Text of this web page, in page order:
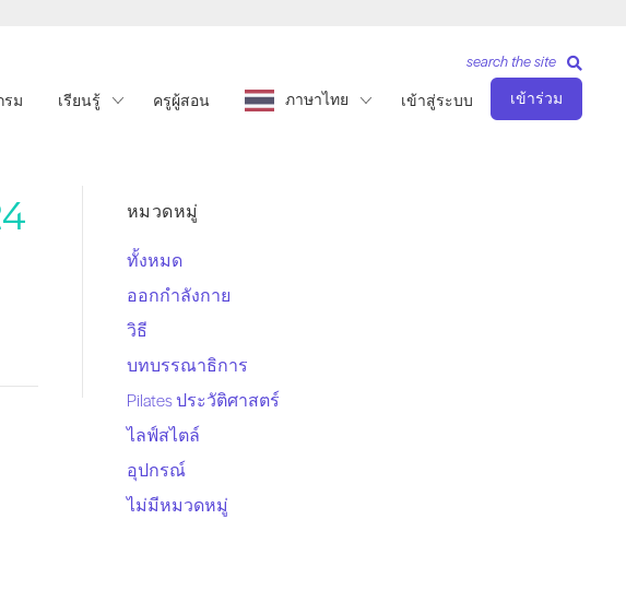
รม เรียนรู้ ครูผู้สอน ภาษาไทย เข้าสู่ระบบ เข้าร่วม
search the site
หมวดหมู่
ทั้งหมด
ออกกำลังกาย
วิธี
บทบรรณาธิการ
Pilates ประวัติศาสตร์
ไลฟ์สไตล์
อุปกรณ์
ไม่มีหมวดหมู่